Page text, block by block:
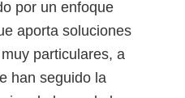
por un enfoque
aporta soluciones
particulares, a
han seguido la